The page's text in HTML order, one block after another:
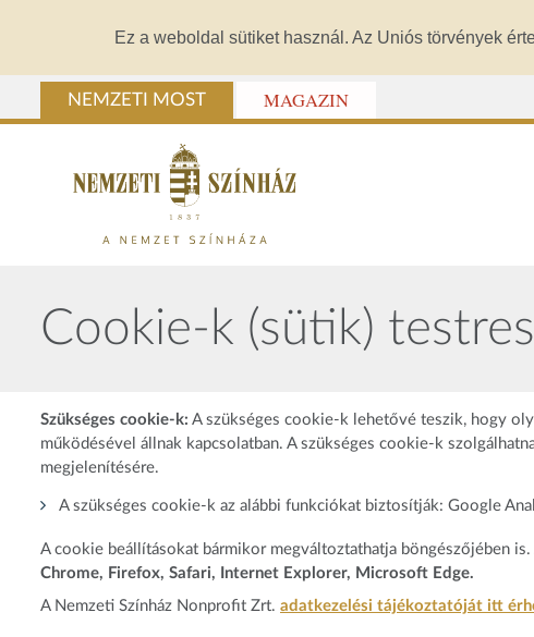
Ez a weboldal sütiket használ. Az Uniós törvények
NEMZETI MOST MAGAZIN
Cookie-k (sütik)
Szükséges cookie-k: A szükséges cookie-k lehetővé teszik, hogy
működésével állnak kapcsolatban. A szükséges cookie-k
megjelenítésére.
A szükséges cookie-k az alábbi funkciókat biztosítják: Google
A cookie beállításokat bármikor megváltoztathatja böngészőjében
Chrome, Firefox, Safari, Internet Explorer, Microsoft Edge.
A Nemzeti Színház Nonprofit Zrt. adatkezelési tájékoztatóját itt